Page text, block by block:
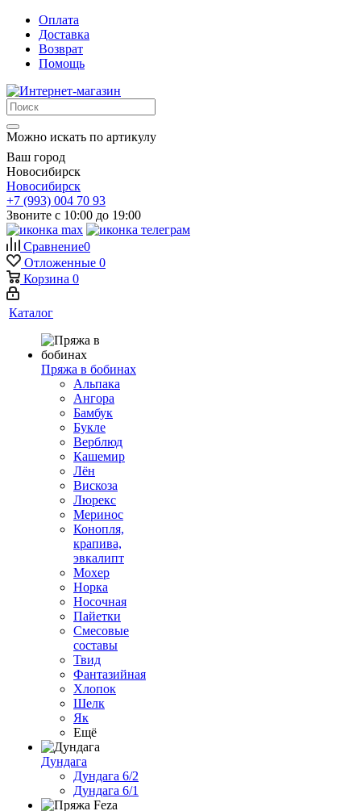
Оплата
Доставка
Возврат
Помощь
Можно искать по артикулу
Ваш город
Новосибирск
Новосибирск
+7 (993) 004 70 93
Звоните с 10:00 до 19:00
Сравнение0
Отложенные 0
Корзина 0
Каталог
Пряжа в бобинах
Альпака
Ангора
Бамбук
Букле
Верблюд
Кашемир
Лён
Вискоза
Люрекс
Меринос
Конопля,
крапива,
эвкалипт
Мохер
Норка
Носочная
Пайетки
Смесовые
составы
Твид
Фантазийная
Хлопок
Шелк
Як
Ещё
Дундага
Дундага 6/2
Дундага 6/1